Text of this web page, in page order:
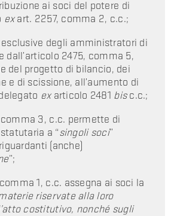
ai soci del potere di
exart. 2257, comma 2, c.c.;
degli amministratori di
dall’articolo 2475, comma 5,
del progetto di bilancio, dei
e di scissione, all’aumento di
exarticolo 2481 bisc.c.;
3, c.c. permette di
a “singoli soci”
(anche)
”;
1, c.c. assegna ai soci la
riservate alla loro
costitutivo, nonché sugli